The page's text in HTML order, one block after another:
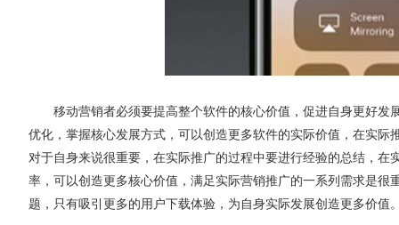
移动营销者必须要提高整个软件的核心价值，促进自身更好发
优化，掌握核心发展方式，可以创造更多软件的实际价值，在实际
对于自身来说很重要，在实际推广的过程中要进行经验的总结，
率，可以创造更多核心价值，满足实际营销推广的一系列需求是
题，只有吸引更多的用户下载体验，为自身实际发展创造更多价值